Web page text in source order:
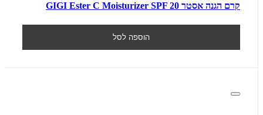
קרם הגנה אסטר GIGI Ester C Moisturizer SPF 20
הוספה לסל